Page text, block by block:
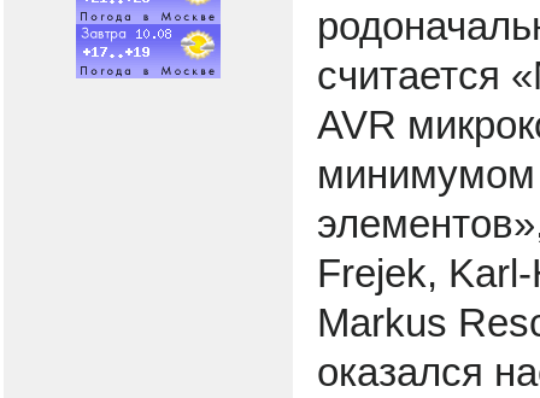
считается
AVR
минимумом
Frejek,
Markus
оказался